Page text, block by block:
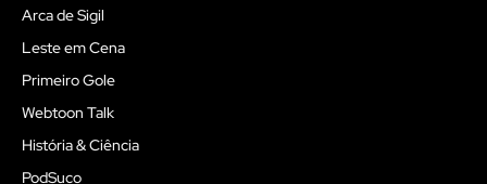
Arca de Sigil
Leste em Cena
Primeiro Gole
Webtoon Talk
História & Ciência
PodSuco